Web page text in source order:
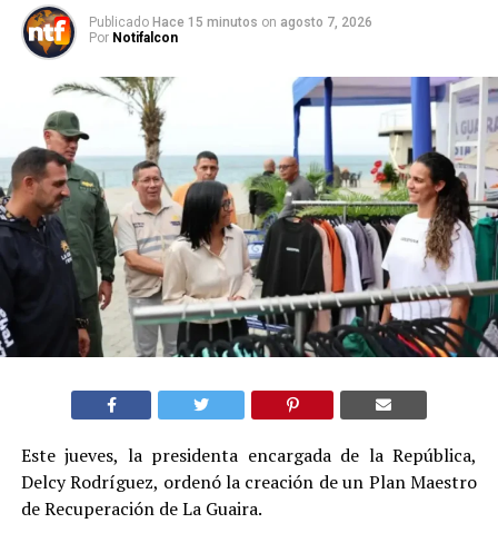
Publicado Hace 15 minutos on agosto 7, 2026
Por Notifalcon
Este jueves, la presidenta encargada de la República,
Delcy Rodríguez, ordenó la creación de un Plan Maestro
de Recuperación de La Guaira.